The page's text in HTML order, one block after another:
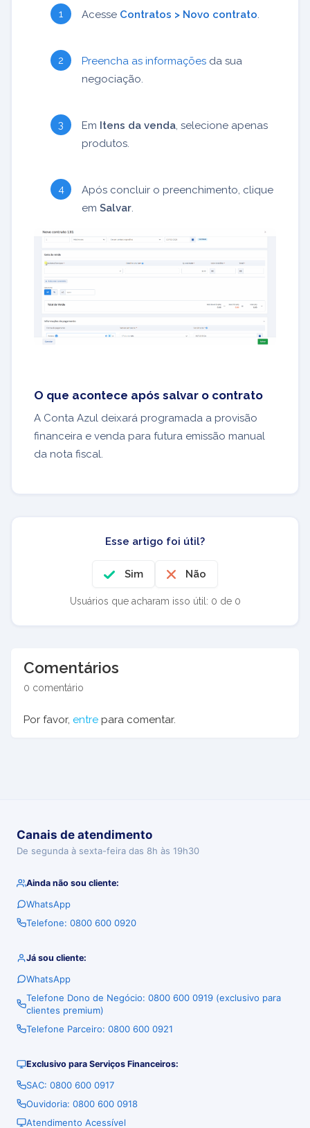
Acesse Contratos > Novo contrato.
Preencha as informações da sua
negociação.
Em Itens da venda, selecione apenas
produtos.
Após concluir o preenchimento, clique
em Salvar.
O que acontece após salvar o contrato
A Conta Azul deixará programada a provisão
financeira e venda para futura emissão manual
da nota fiscal.
Esse artigo foi útil?
Sim Não
Usuários que acharam isso útil: 0 de 0
Comentários
0 comentário
Por favor, entre para comentar.
Canais de atendimento
De segunda à sexta-feira das 8h às 19h30
Ainda não sou cliente:
WhatsApp
Telefone: 0800 600 0920
Já sou cliente:
WhatsApp
Telefone Dono de Negócio: 0800 600 0919 (exclusivo para
clientes premium)
Telefone Parceiro: 0800 600 0921
Exclusivo para Serviços Financeiros:
SAC: 0800 600 0917
Ouvidoria: 0800 600 0918
Atendimento Acessível